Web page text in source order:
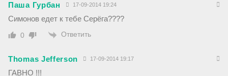
Паша Гурбан 17-09-2014 19:24
Симонов едет к тебе Серёга????
0 Ответить
Thomas Jefferson 17-09-2014 19:17
ГАВНО !!!